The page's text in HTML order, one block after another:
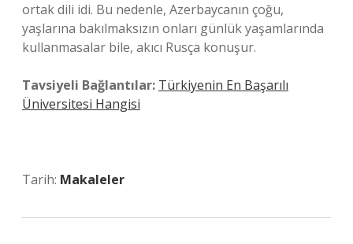
ortak dili idi. Bu nedenle, Azerbaycanın çoğu,
yaşlarına bakılmaksızın onları günlük yaşamlarında
kullanmasalar bile, akıcı Rusça konuşur.
Tavsiyeli Bağlantılar: Türkiyenin En Başarılı
Üniversitesi Hangisi
Tarih: Makaleler